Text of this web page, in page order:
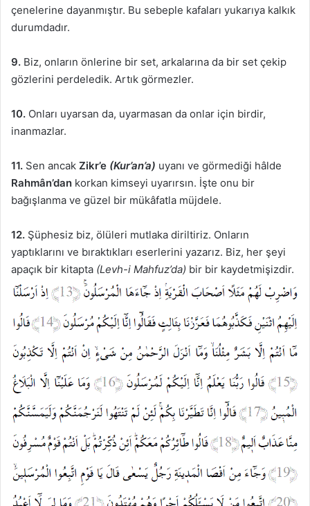
çenelerine dayanmıştır. Bu sebeple kafaları yukarıya kalkık
durumdadır.
9. Biz, onların önlerine bir set, arkalarına da bir set çekip
gözlerini perdeledik. Artık görmezler.
10. Onları uyarsan da, uyarmasan da onlar için birdir,
inanmazlar.
11. Sen ancak Zikr’e (Kur’an’a) uyanı ve görmediği hâlde
Rahmân’dan korkan kimseyi uyarırsın. İşte onu bir
bağışlanma ve güzel bir mükâfatla müjdele.
12. Şüphesiz biz, ölüleri mutlaka diriltiriz. Onların
yaptıklarını ve bıraktıkları eserlerini yazarız. Biz, her şeyi
apaçık bir kitapta (Levh-i Mahfuz’da) bir bir kaydetmişizdir.